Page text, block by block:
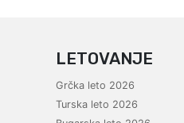
LETOVANJE
Grčka leto 2026
Turska leto 2026